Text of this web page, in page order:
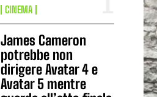
CINEMA
James Cameron
potrebbe non
dirigere Avatar 4 e
Avatar 5 mentre